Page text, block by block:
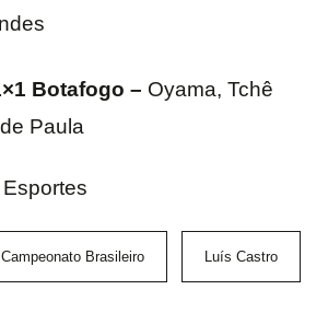
Botafogo – Oyama, Tchê
Paula
Campeonato Brasileiro Luís Castro